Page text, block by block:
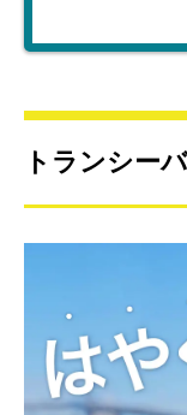
トランシー